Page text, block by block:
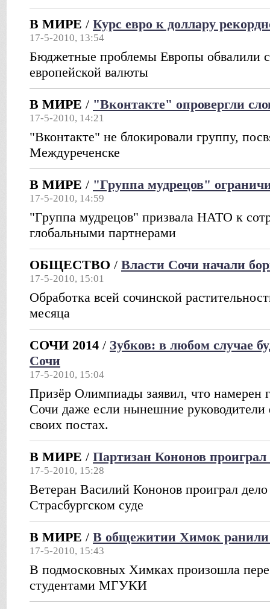
В МИРЕ / Курс евро к доллару
17-5-2010, 13:54
Бюджетные проблемы Европы обвалили
европейской валюты
В МИРЕ / "Вконтакте" опровергли
17-5-2010, 14:21
"Вконтакте" не блокировали группу,
Междуреченске
В МИРЕ / "Группа мудрецов"
17-5-2010, 14:59
"Группа мудрецов" призвала НАТО к
глобальными партнерами
ОБЩЕСТВО / Власти Сочи начали
17-5-2010, 15:01
Обработка всей сочинской
месяца
СОЧИ 2014 / Зубков: в любом случае
Сочи
17-5-2010, 15:04
Призёр Олимпиады заявил, что намерен
Сочи даже если нынешние руководители
своих постах.
В МИРЕ / Партизан Кононов проиграл
17-5-2010, 15:28
Ветеран Василий Кононов проиграл
Страсбургском суде
В МИРЕ / В общежитии Химок ранили
17-5-2010, 15:43
В подмосковных Химках произошла
студентами МГУКИ